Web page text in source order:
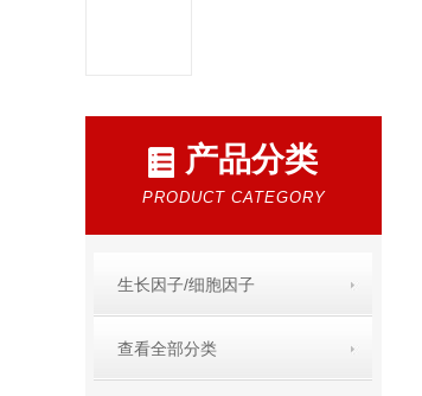
产品分类
PRODUCT CATEGORY
生长因子/细胞因子
查看全部分类